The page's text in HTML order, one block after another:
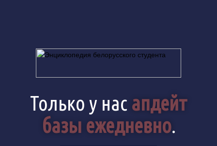
Только у нас апдейт
базы ежедневно.